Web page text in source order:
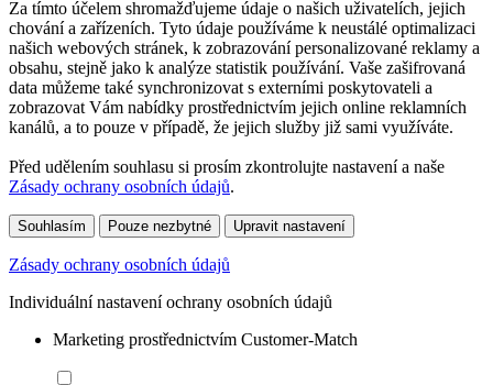
Za tímto účelem shromažďujeme údaje o našich uživatelích, jejich
chování a zařízeních. Tyto údaje používáme k neustálé optimalizaci
našich webových stránek, k zobrazování personalizované reklamy a
obsahu, stejně jako k analýze statistik používání. Vaše zašifrovaná
data můžeme také synchronizovat s externími poskytovateli a
zobrazovat Vám nabídky prostřednictvím jejich online reklamních
kanálů, a to pouze v případě, že jejich služby již sami využíváte.
Před udělením souhlasu si prosím zkontrolujte nastavení a naše
Zásady ochrany osobních údajů.
Souhlasím Pouze nezbytné Upravit nastavení
Zásady ochrany osobních údajů
Individuální nastavení ochrany osobních údajů
Marketing prostřednictvím Customer-Match